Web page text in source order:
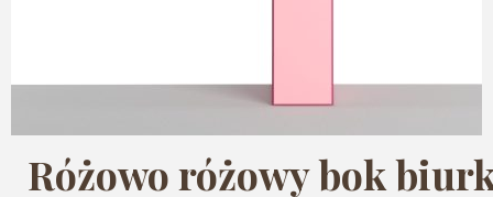
Różowo różowy bok